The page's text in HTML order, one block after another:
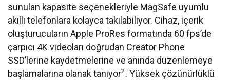
sunulan kapasite seçenekleriyle MagSafe uyumlu
akıllı telefonlara kolayca takılabiliyor. Cihaz, içerik
oluşturucuların Apple ProRes formatında 60 fps’de
çarpıcı 4K videoları doğrudan Creator Phone
SSD’lerine kaydetmelerine ve anında düzenlemeye
başlamalarına olanak tanıyor2. Yüksek çözünürlüklü